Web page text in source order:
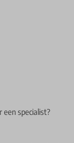
specialist?